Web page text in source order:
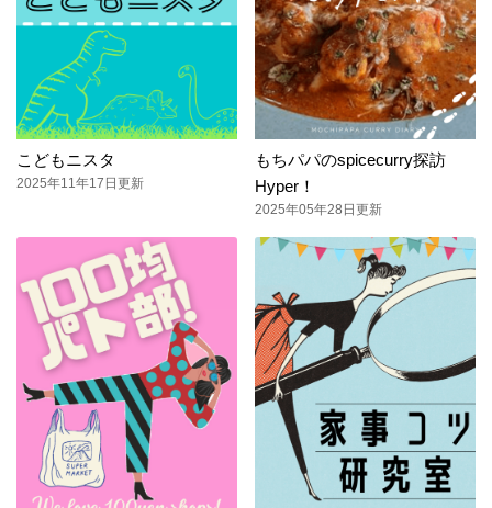
こどもニスタ
2025年11年17日更新
もちパパのspicecurry探訪
Hyper！
2025年05年28日更新